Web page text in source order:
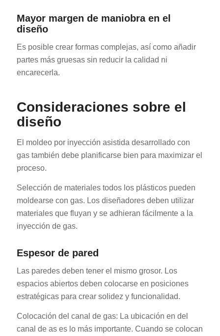
Mayor margen de maniobra en el
diseño
Es posible crear formas complejas, así como añadir
partes más gruesas sin reducir la calidad ni
encarecerla.
Consideraciones sobre el
diseño
El moldeo por inyección asistida desarrollado con
gas también debe planificarse bien para maximizar el
proceso.
Selección de materiales todos los plásticos pueden
moldearse con gas. Los diseñadores deben utilizar
materiales que fluyan y se adhieran fácilmente a la
inyección de gas.
Espesor de pared
Las paredes deben tener el mismo grosor. Los
espacios abiertos deben colocarse en posiciones
estratégicas para crear solidez y funcionalidad.
Colocación del canal de gas: La ubicación en del
canal de as es lo más importante. Cuando se colocan